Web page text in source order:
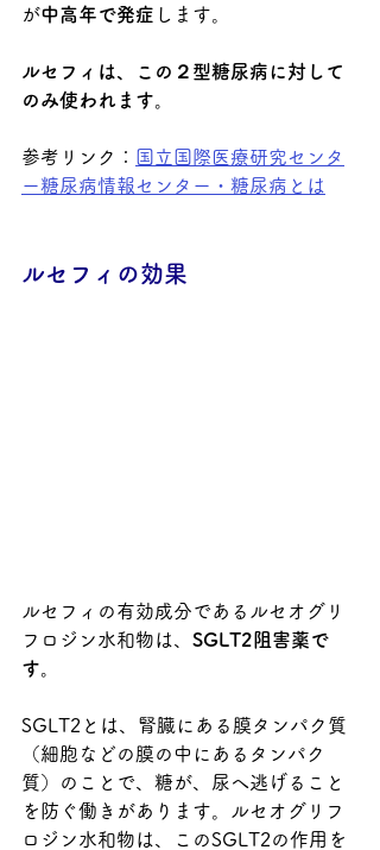
が中高年で発症 します。
ルセフィは、この２型糖尿病に対して
のみ使われます。
参考リンク： 国立国際医療研究センタ
ー糖尿病情報センター・糖尿病とは
ルセフィの効果
ルセフィの有効成分であるルセオグリ
フロジン水和物は、 SGLT2阻害薬で
す。
SGLT2とは、腎臓にある膜タンパク質
（細胞などの膜の中にあるタンパク
質）のことで、糖が、尿へ逃げること
を防ぐ働きがあります。
ルセオグリフ
ロジン水和物は、このSGLT2の作用を